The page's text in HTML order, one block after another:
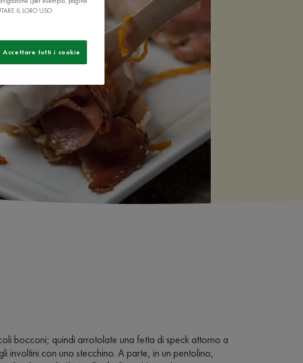
bocconi; quindi arrotolate una fetta di speck attorno a
involtini con uno stecchino. A parte, in un pentolino,
IL LORO USO
Accettare tutti i cookie